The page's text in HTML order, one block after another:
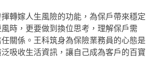
轉嫁人生風險的功能，為保戶帶來穩定
時，更要做到換位思考，理解保戶需
關係。王科筑身為保險業務員的心態是
吸收生活資訊，讓自己成為客戶的百寶